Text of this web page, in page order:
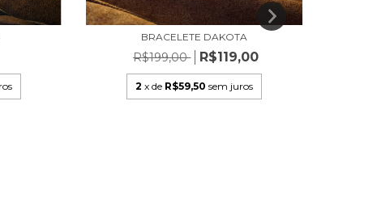
BRACELETE DAKOTA
R$199,00 R$119,00
2 x de R$59,50 sem juros